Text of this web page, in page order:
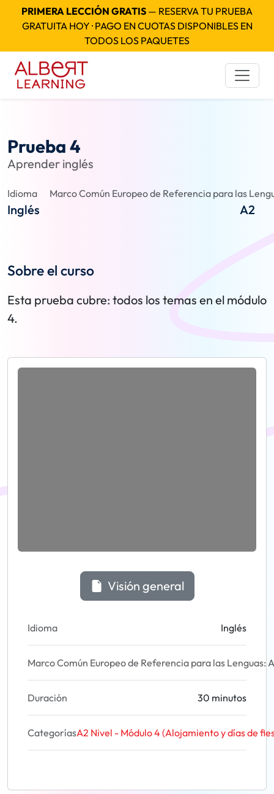
PRIMERA LECCIÓN GRATIS — RESERVA TU PRUEBA
GRATUITA HOY · PAGO EN CUOTAS DISPONIBLES EN
TODOS LOS PAQUETES
Prueba 4
Aprender inglés
Idioma
Inglés
Marco Común Europeo de Referencia para las
A2
Sobre el curso
Esta prueba cubre: todos los temas en el módulo
4.
Visión general
Idioma Inglés
Marco Común Europeo de Referencia para las Lenguas:
Duración 30 minutos
CategoríasA2 Nivel - Módulo 4 (Alojamiento y días de